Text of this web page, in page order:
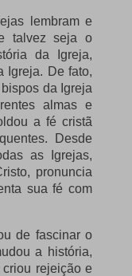
lembram e
talvez seja o
da Igreja,
Igreja. De fato,
da Igreja
almas e
a fé cristã
Desde
as Igrejas,
pronuncia
sua fé com
de fascinar o
a história,
criou rejeição e